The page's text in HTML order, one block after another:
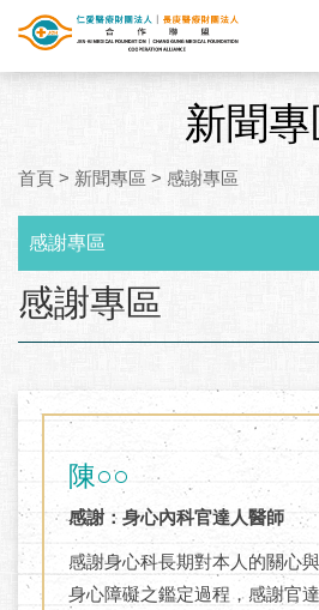
新聞專
首頁 > 新聞專區 > 感謝專區
感謝專區
感謝專區
陳○○
感謝：身心內科官達人醫師
感謝身心科長期對本人的關心
身心障礙之鑑定過程，感謝官